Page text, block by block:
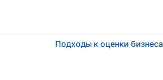
Подходы к оценки бизнеса